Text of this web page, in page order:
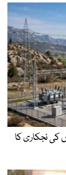
کی نجکاری کا